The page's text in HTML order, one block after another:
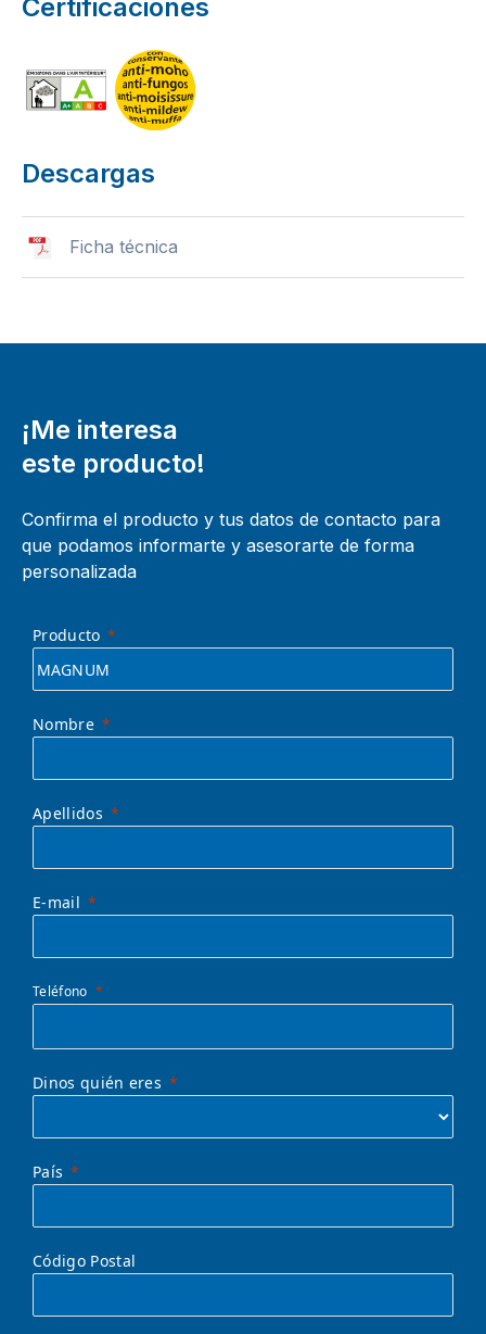
Certificaciones
Descargas
Ficha técnica
¡Me interesa
este producto!
Confirma el producto y tus datos de contacto para
que podamos informarte y asesorarte de forma
personalizada
Producto
Nombre
Apellidos
E-mail
Teléfono
Dinos quién eres
País
Código Postal